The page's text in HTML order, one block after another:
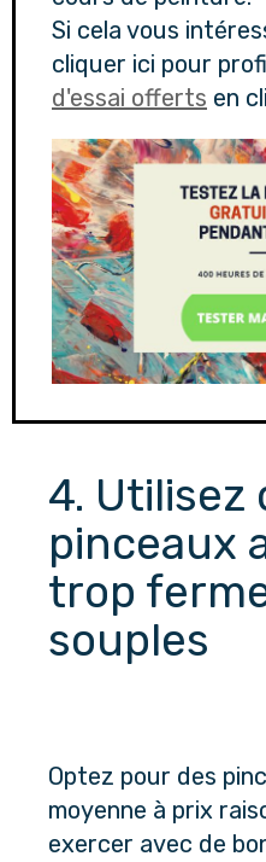
Si cela vous
cliquer ici pour
d'essai offerts en
4. Utilisez
pinceaux
trop
souples
Optez pour des
moyenne à prix
exercer avec de